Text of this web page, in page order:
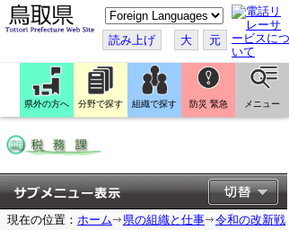
こ
の
ペ
ー
ジ
を
翻
訳
す
読み上げ 大 元
県外の方へ 分野で探す 組織で探す 防災 緊急 メニュー
現在の位置： ホーム 県の組織と仕事
令和の改新戦